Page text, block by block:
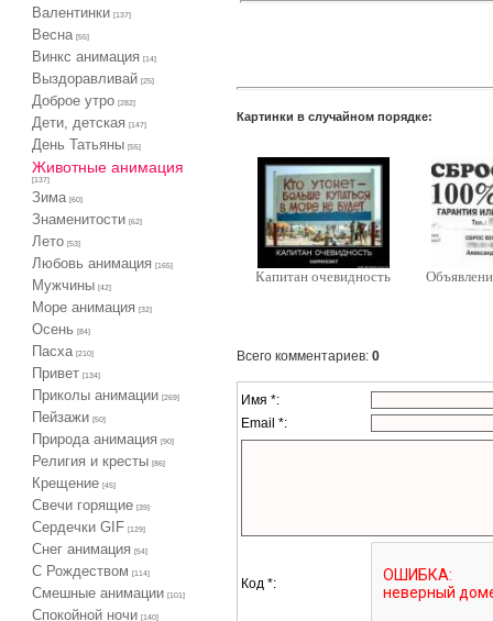
Валентинки [137]
Весна [55]
Винкс анимация [14]
Выздоравливай [25]
Доброе утро [282]
Дети, детская [147]
День Татьяны [55]
Животные анимация
[137]
Зима [60]
Знаменитости [62]
Лето [53]
Любовь анимация [165]
Мужчины [42]
Море анимация [32]
Осень [84]
Пасха [210]
Привет [134]
Приколы анимации [269]
Пейзажи [50]
Природа анимация [90]
Религия и кресты [86]
Крещение [45]
Свечи горящие [39]
Сердечки GIF [129]
Снег анимация [54]
С Рождеством [114]
Смешные анимации [101]
Спокойной ночи [140]
Картинки в случайном порядке:
Капитан очевидность
Всего комментариев: 0
Имя *:
Email *:
Код *: